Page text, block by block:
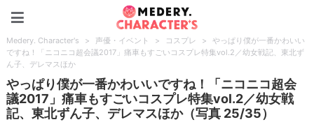
Medery. Character's > 声優・イベント > コスプレ >
やっぱり僕が一番かわいい
ですね！「ニコニコ超会議2017」痛車もすごいコスプレ特集vol.2／幼女戦記、東北ず
ん子、デレマスほか
やっぱり僕が一番かわいいですね！「ニコニコ超会
議2017」痛車もすごいコスプレ特集vol.2／幼女戦
記、東北ずん子、デレマスほか（写真 25/35）